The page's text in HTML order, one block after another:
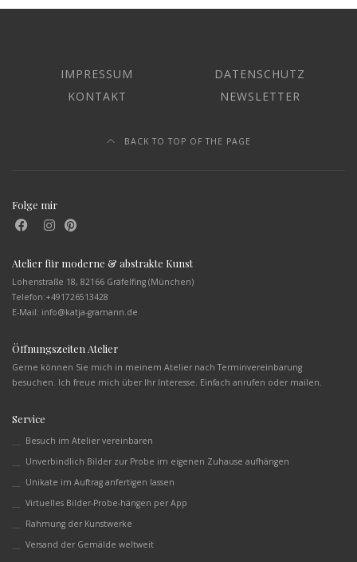
IMPRESSUM
DATENSCHUTZ
KONTAKT
NEWSLETTER
BACK TO TOP OF THE PAGE
Folge mir
Atelier für moderne & abstrakte Kunst
Lohenstraße 18, 82166 Gräfelfing (München)
Telefon:+491726513428
E-Mail: info@katja-gramann.de
Öffnungszeiten Atelier
Gerne können Sie mich in meinem Atelier nach Terminvereinbarung
besuchen. Ich freue mich über Ihr Interesse. Einfach anrufen oder mailen.
Service
Besuch im Atelier vereinbaren
Unverbindlich Bilder zur Probe im eigenen Zuhause aufhängen
Unikate im Auftrag anfertigen lassen
Virtuelles Bilder-Probe-hängen per App
Rahmung der Kunstwerke
Versand der Gemälde weltweit